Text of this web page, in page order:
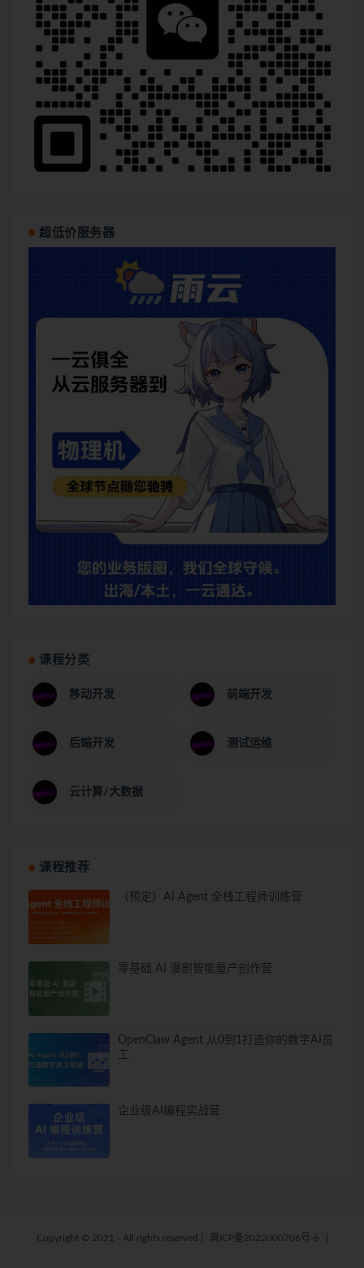
超低价服务器
课程分类
移动开发 前端开发
后端开发 测试运维
云计算/大数据
课程推荐
（预定）AI Agent 全栈工程师训练营
零基础 AI 漫剧智能量产创作营
OpenClaw Agent 从0到1打造你的数字AI员
工
企业级AI编程实战营
Copyright © 2021 - All rights reserved 冀ICP备2022000706号-6